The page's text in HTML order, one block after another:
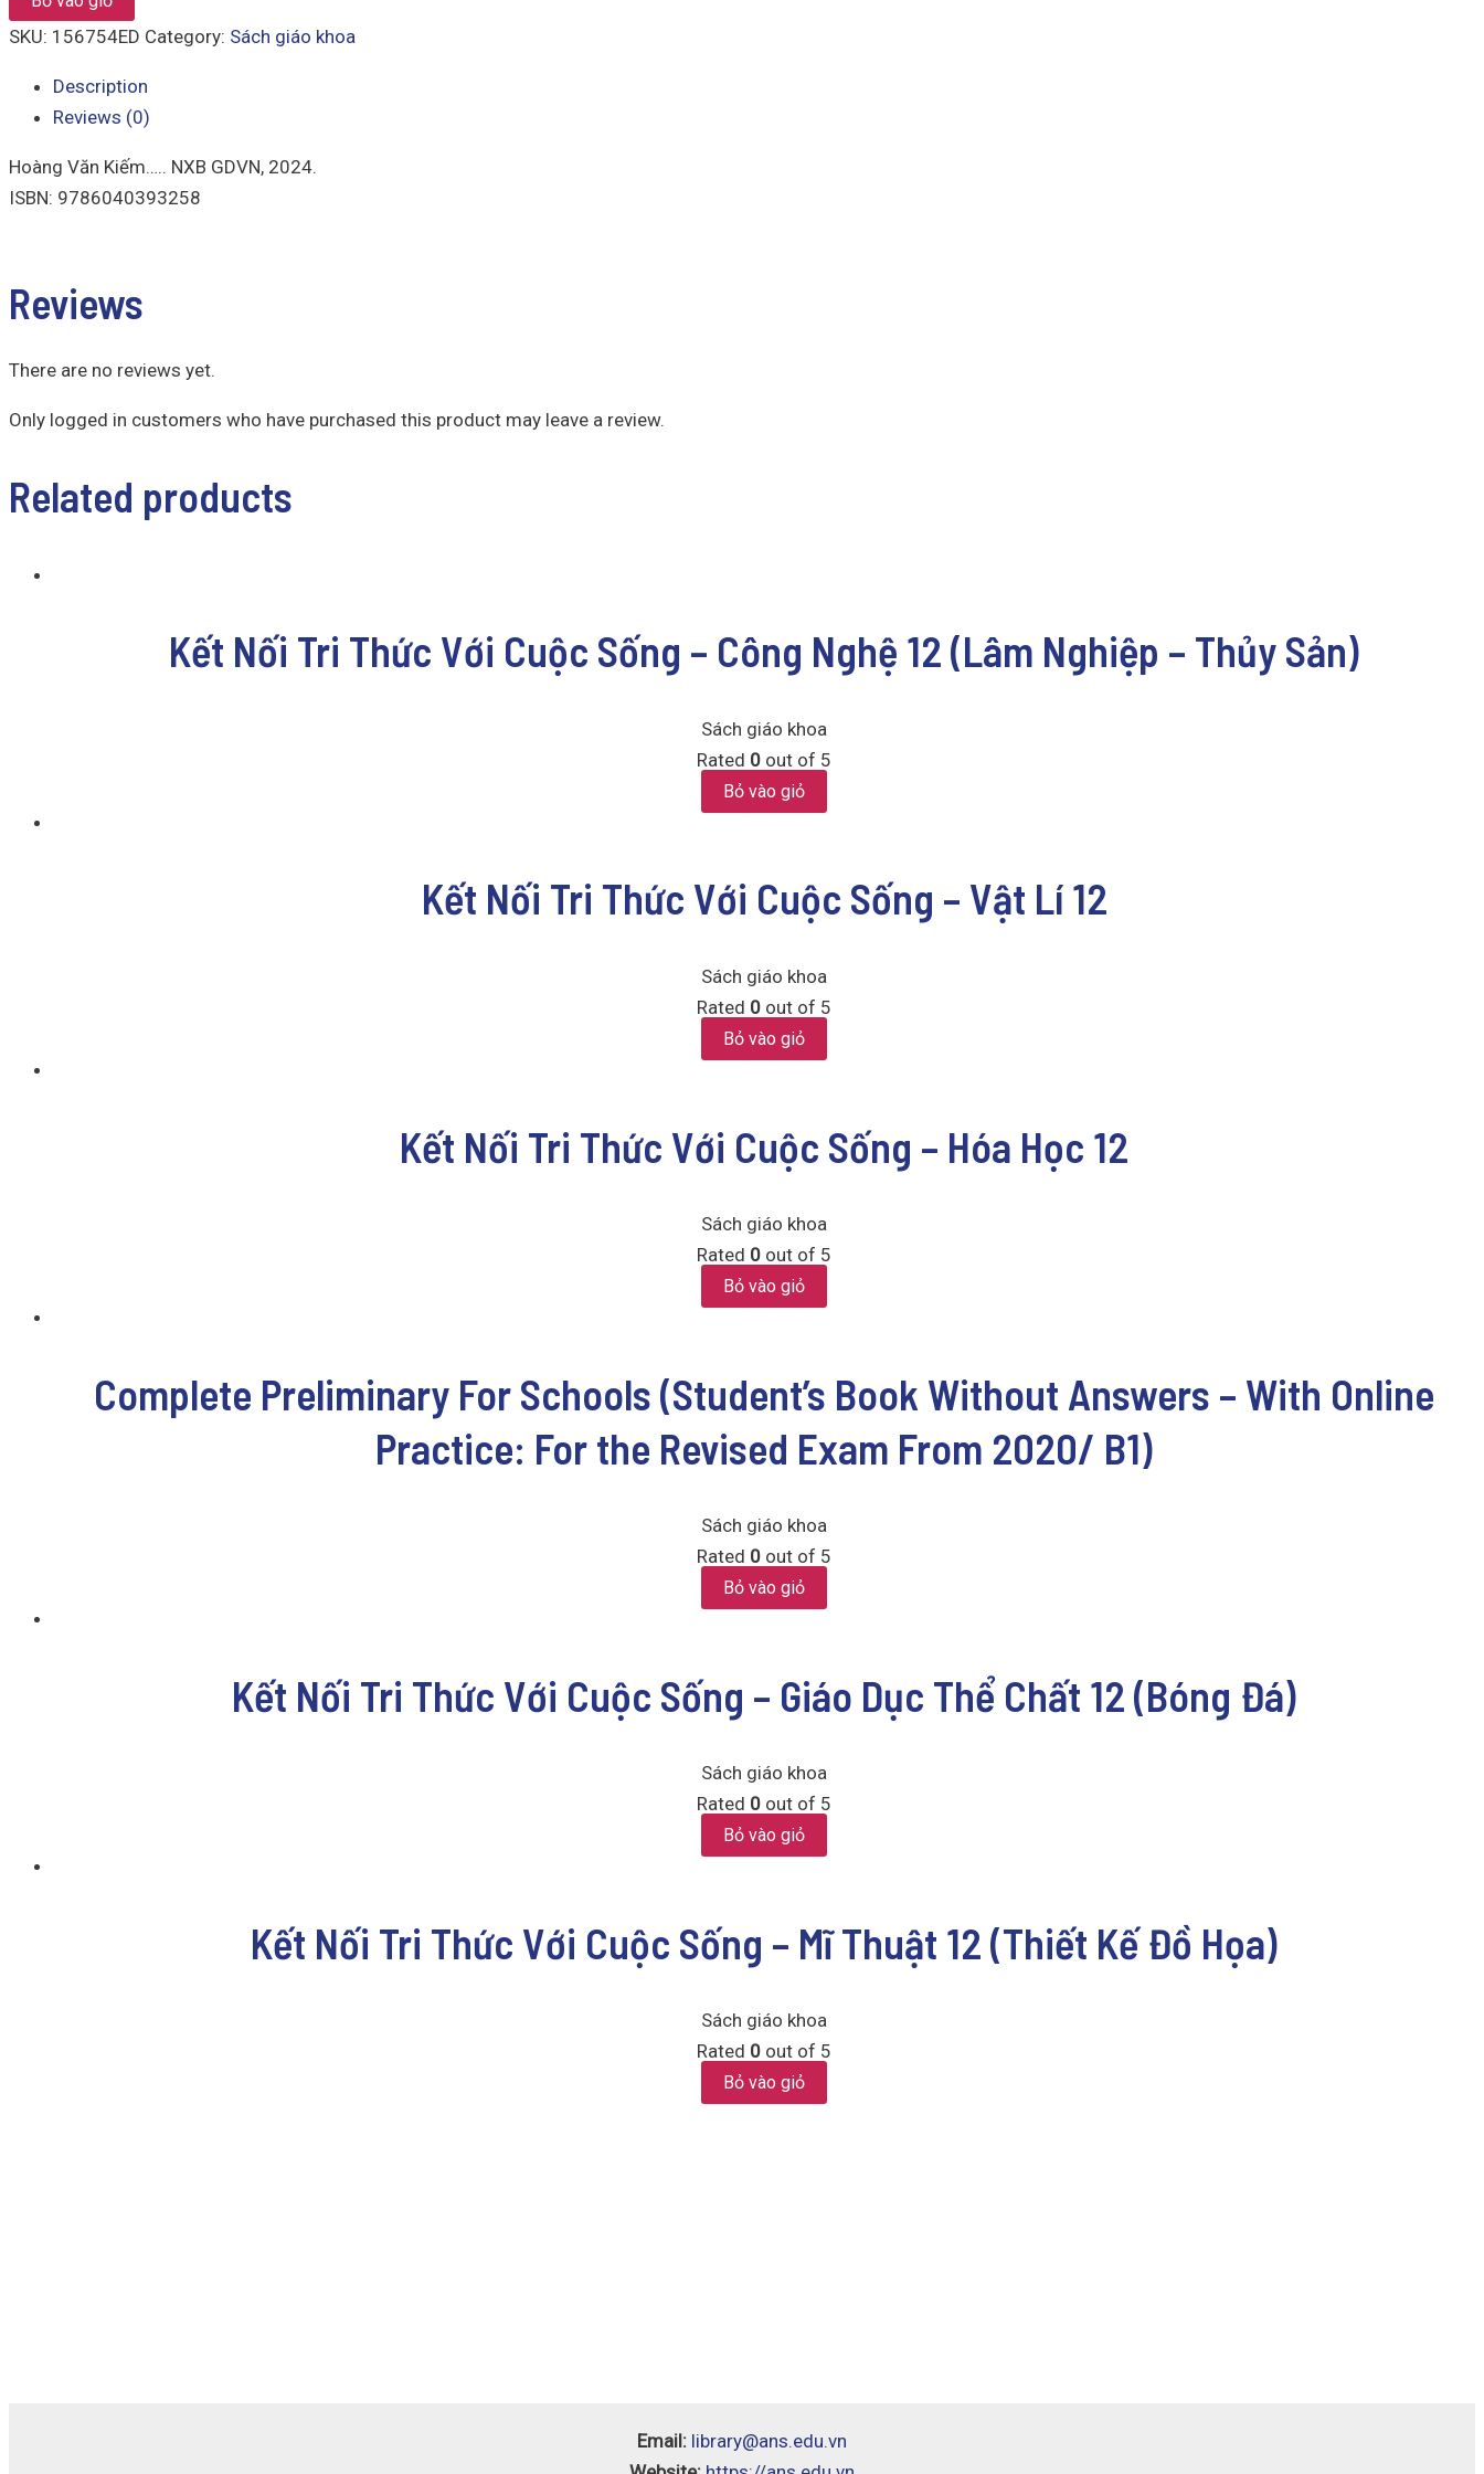
SKU: 156754ED Category: Sách giáo khoa
Description
Reviews (0)
Hoàng Văn Kiếm….. NXB GDVN, 2024.
ISBN: 9786040393258
Reviews
There are no reviews yet.
Only logged in customers who have purchased this product may leave a review.
Related products
Kết Nối Tri Thức Với Cuộc Sống – Công Nghệ 12 (Lâm Nghiệp – Thủy Sản)
Sách giáo khoa
Rated 0 out of 5
Bỏ vào giỏ
Kết Nối Tri Thức Với Cuộc Sống – Vật Lí 12
Sách giáo khoa
Rated 0 out of 5
Bỏ vào giỏ
Kết Nối Tri Thức Với Cuộc Sống – Hóa Học 12
Sách giáo khoa
Rated 0 out of 5
Bỏ vào giỏ
Complete Preliminary For Schools (Student’s Book Without Answers – With Online
Practice: For the Revised Exam From 2020/ B1)
Sách giáo khoa
Rated 0 out of 5
Bỏ vào giỏ
Kết Nối Tri Thức Với Cuộc Sống – Giáo Dục Thể Chất 12 (Bóng Đá)
Sách giáo khoa
Rated 0 out of 5
Bỏ vào giỏ
Kết Nối Tri Thức Với Cuộc Sống – Mĩ Thuật 12 (Thiết Kế Đồ Họa)
Sách giáo khoa
Rated 0 out of 5
Bỏ vào giỏ
Email: library@ans.edu.vn